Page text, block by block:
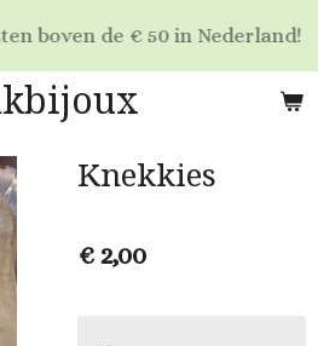
boven de € 50 in Nederland!
Knekkies
€ 2,00